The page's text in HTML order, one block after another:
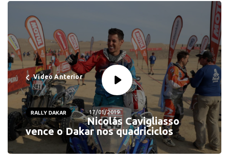
Vídeo Anterior
RALLY DAKAR 17/01/2019
Nicolás Cavigliasso
vence o Dakar nos quadriciclos